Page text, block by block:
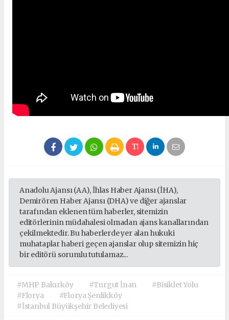
Anadolu Ajansı (AA), İhlas Haber Ajansı (İHA),
Demirören Haber Ajansı (DHA) ve diğer ajanslar
tarafından eklenen tüm haberler, sitemizin
editörlerinin müdahalesi olmadan ajans kanallarından
çekilmektedir. Bu haberlerde yer alan hukuki
muhataplar haberi geçen ajanslar olup sitemizin hiç
bir editörü sorumlu tutulamaz...
#MHP Bakırköy #Turgut İnan
#Bisiklet Yolu
#Florya
#Florya Şenlikköy
#İstanbul Büyükşehir Belediyesi